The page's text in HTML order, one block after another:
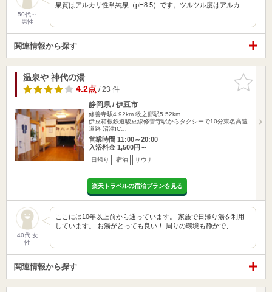
50代～
男性
泉質はアルカリ性単純泉（pH8.5）です。ツルツル度はアルカ…
関連情報から探す
お気に入
りに追加
温泉や 神代の湯
4.2点/ 23 件
静岡県 / 伊豆市
修善寺駅4.92km 牧之郷駅5.52km
伊豆箱根鉄道駿豆線修善寺駅からタクシーで10分東名高速
道路 沼津IC…
営業時間 11:00～20:00
入浴料金 1,500円～
日帰り 宿泊 サウナ
楽天トラベルの宿泊プランを見る
40代 女
性
ここには10年以上前から通っています。 家族で日帰り湯を利用
しています。 お湯がとっても良い！ 周りの環境も静かで、…
関連情報から探す